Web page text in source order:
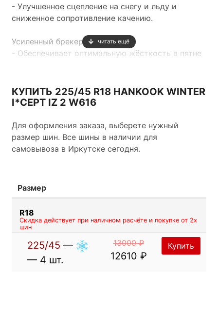
- Улучшенное сцепление на снегу и льду и
сниженное сопротивление качению.
Усиленный брекер
- Обеспечивает оптимальную жёсткость в пятне
Широкий брекрный слой
- Обеспечивает прочность шины и улучшает
управляемость.
долговечность.
Наполнитель борта из твердой резины
- Улучшает управляемость и повышает
чувствительность и информативность рулевого
управления.
читать ещё
КУПИТЬ 225/45 R18 HANKOOK WINTER
I*CEPT IZ 2 W616
Для оформления заказа, выберете нужный
размер шин. Все шины в наличии для
самовывоза в Иркутске сегодня.
Размер
R18
Скидка действует при наличном расчёте и покупке от 2х
шин
225/45 —
— 4 шт.
13000 ₽
12610 ₽
Купить